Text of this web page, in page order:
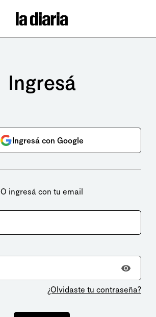
Ingresá
Ingresá con Google
O ingresá con tu email
¿Olvidaste tu contraseña?